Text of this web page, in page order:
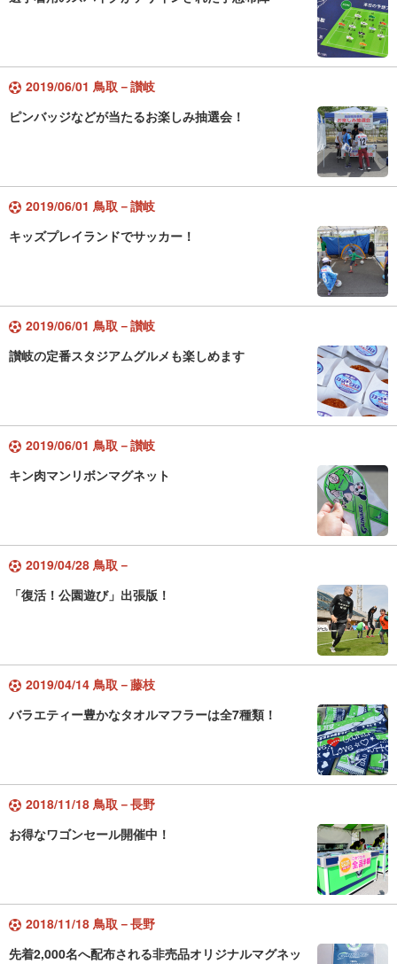
2019/06/01 鳥取－讃岐
ピンバッジなどが当たるお楽しみ抽選会！
2019/06/01 鳥取－讃岐
キッズプレイランドでサッカー！
2019/06/01 鳥取－讃岐
讃岐の定番スタジアムグルメも楽しめます
2019/06/01 鳥取－讃岐
キン肉マンリボンマグネット
2019/04/28 鳥取－
「復活！公園遊び」出張版！
2019/04/14 鳥取－藤枝
バラエティー豊かなタオルマフラーは全7種類！
2018/11/18 鳥取－長野
お得なワゴンセール開催中！
2018/11/18 鳥取－長野
先着2,000名へ配布される非売品オリジナルマグネッ